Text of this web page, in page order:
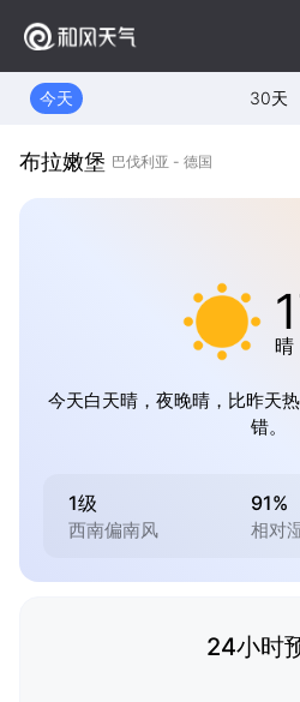
今天 30天
布拉嫩堡 巴伐利亚 - 德国
晴
今天白天晴，夜晚晴，比昨天
错。
1级
西南偏南风
91%
相对
24小时